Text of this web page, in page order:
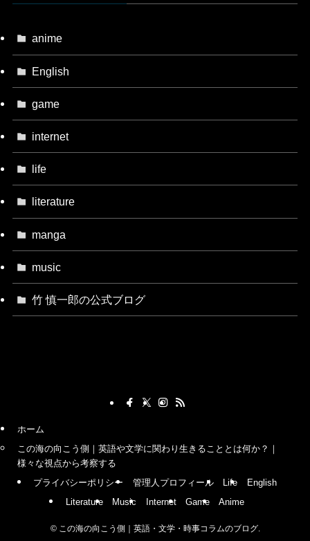
anime
English
game
internet
life
literature
manga
music
竹 慎一郎の公式ブログ
ホーム
この海の向こう側｜英語や文学に関わり生きることとは何か？｜
様々な視点から考察する
プライバシーポリシー
管理人プロフィール Life
English
Literature
Music Internet Game Anime
©この海の向こう側｜英語・文学・時事コラムのブログ.